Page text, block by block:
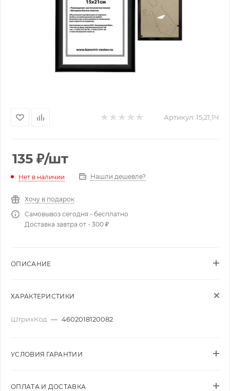
Артикул: 15,21,1Ч
135 ₽/шт
Нет в наличии Нашли дешевле?
Хочу в подарок
Самовывоз сегодня - бесплатно
Доставка завтра от - 300 ₽
ОПИСАНИЕ
ХАРАКТЕРИСТИКИ
ШтрихКод — 4602018120082
УСЛОВИЯ ГАРАНТИИ
ОПЛАТА И ДОСТАВКА